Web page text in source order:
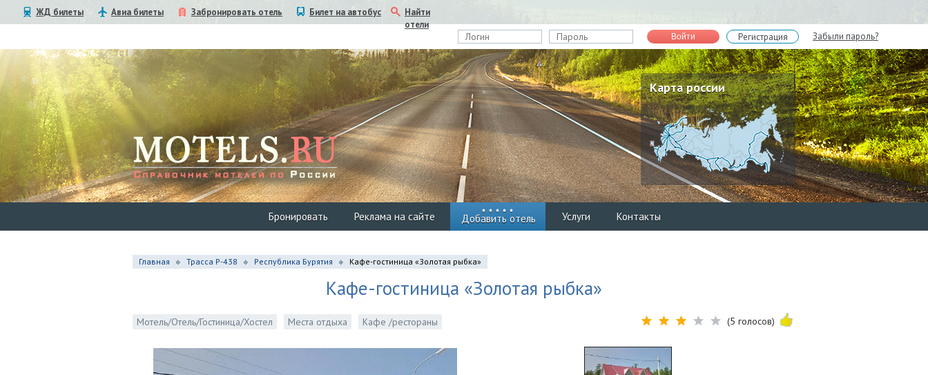
ЖД билеты Авиа билеты Забронировать отель Билет на автобус
Найти
отели
Войти Регистрация Забыли пароль?
Карта россии
Бронировать Реклама на сайте Добавить отель Услуги Контакты
Главная Трасса Р-438 Республика Бурятия Кафе-гостиница «Золотая рыбка»
Кафе-гостиница «Золотая рыбка»
Мотель/Отель/Гостиница/Хостел Места отдыха Кафе /рестораны (5 голосов)